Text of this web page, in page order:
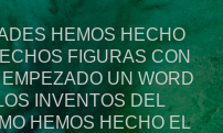
HEMOS HECHO
FIGURAS CON
UN WORD
INVENTOS DEL
HEMOS HECHO EL